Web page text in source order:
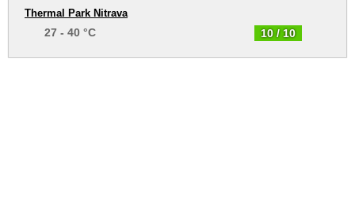
10 / 10
Thermal Park Nitrava
27 - 40 °C